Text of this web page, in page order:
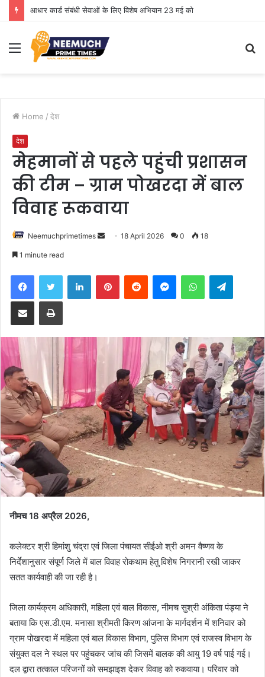
आधार कार्ड संबंधी सेवाओं के लिए विशेष अभियान 23 मई को
Menu
Home / देश
देश
मेहमानों से पहले पहुंची प्रशासन
की टीम – ग्राम पोखरदा में बाल
विवाह रूकवाया
Neemuchprimetimes
Send18 April 2026 0 18
1 minute read
FacebookTwitter LinkedInPinterestReddit MessengerWhatsApp
Share via Email Print
नीमच 18 अप्रैल 2026,
कलेक्टर श्री हिमांशु चंद्रा एवं जिला पंचायत सीईओ श्री अमन वैष्णव के
निर्देशानुसार संपूर्ण जिले में बाल विवाह रोकथाम हेतु विशेष निगरानी रखी जाकर
सतत कार्यवाही की जा रही है।
जिला कार्यक्रम अधिकारी, महिला एवं बाल विकास, नीमच सुश्री अंकिता पंड्या ने
बताया कि एस.डी.एम. मनासा श्रीमती किरण आंजना के मार्गदर्शन में शनिवार को
ग्राम पोखरदा में महिला एवं बाल विकास विभाग, पुलिस विभाग एवं राजस्व विभाग के
संयुक्त दल ने स्थल पर पहुंचकर जांच की जिसमें बालक की आयु 19 वर्ष पाई गई।
दल द्वारा तत्काल परिजनों को समझाइश देकर विवाह को रुकवाया। परिवार को